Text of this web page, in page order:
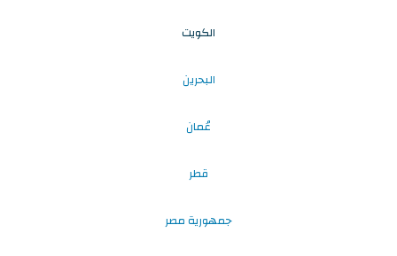
الكويت
البحرين
عُمان
قطر
جمهورية مصر